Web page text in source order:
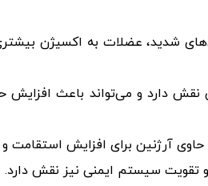
شدید، عضلات به اکسیژن
نقش دارد و می‌تواند باعث
آرژنین برای افزایش استقامت
تقویت سیستم ایمنی نیز نقش دارد.